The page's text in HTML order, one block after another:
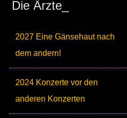
Die Ärzte_
2027 Eine Gänsehaut nach
dem andern!
2024 Konzerte vor den
anderen Konzerten